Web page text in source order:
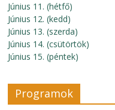
Június 11. (hétfő)
Június 12. (kedd)
Június 13. (szerda)
Június 14. (csütörtök)
Június 15. (péntek)
Programok